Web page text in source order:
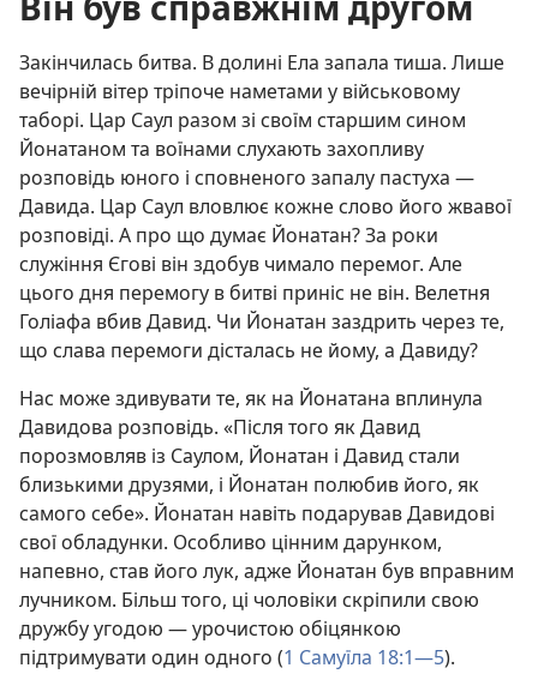
Закінчилась битва. В долині Ела запала тиша. Лише
вечірній вітер тріпоче наметами у військовому
таборі. Цар Саул разом зі своїм старшим сином
Йонатаном та воїнами слухають захопливу
розповідь юного і сповненого запалу пастуха —
Давида. Цар Саул вловлює кожне слово його жвавої
розповіді. А про що думає Йонатан? За роки
служіння Єгові він здобув чимало перемог. Але
цього дня перемогу в битві приніс не він. Велетня
Голіафа вбив Давид. Чи Йонатан заздрить через те,
що слава перемоги дісталась не йому, а Давиду?
Нас може здивувати те, як на Йонатана вплинула
Давидова розповідь. «Після того як Давид
порозмовляв із Саулом, Йонатан і Давид стали
близькими друзями, і Йонатан полюбив його, як
самого себе». Йонатан навіть подарував Давидові
свої обладунки. Особливо цінним дарунком,
напевно, став його лук, адже Йонатан був вправним
лучником. Більш того, ці чоловіки скріпили свою
дружбу угодою — урочистою обіцянкою
підтримувати один одного (1 Самуїла 18:1—5).